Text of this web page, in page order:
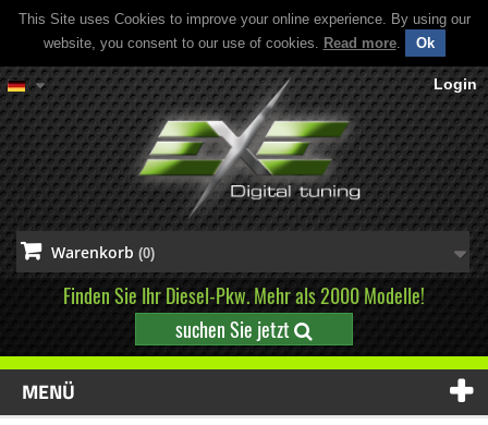
This Site uses Cookies to improve your online experience. By using our
website, you consent to our use of cookies. Read more. Ok
Login
Warenkorb (0)
Finden Sie Ihr Diesel-Pkw. Mehr als 2000 Modelle!
suchen Sie jetzt
MENÜ